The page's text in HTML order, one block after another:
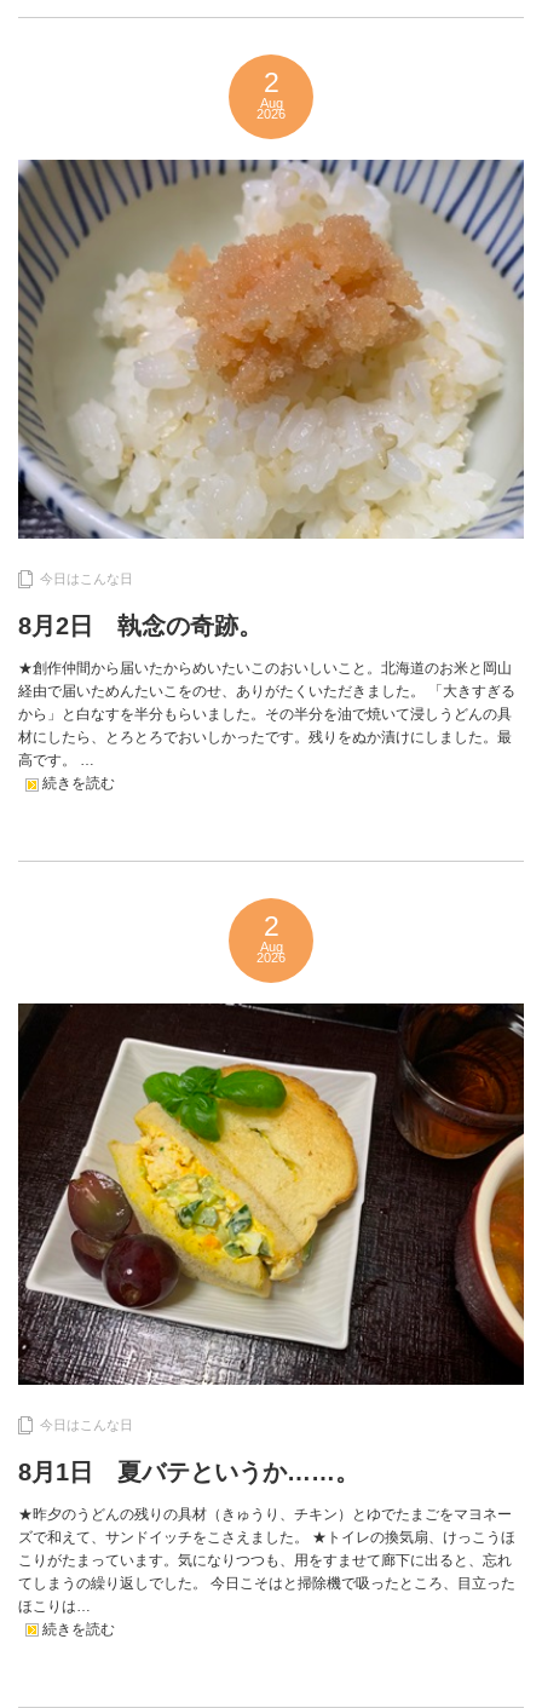
2
Aug
2026
今日はこんな日
8月2日 執念の奇跡。
★創作仲間から届いたからめいたいこのおいしいこと。北海道のお米と岡山
経由で届いためんたいこをのせ、ありがたくいただきました。 「大きすぎる
から」と白なすを半分もらいました。その半分を油で焼いて浸しうどんの具
材にしたら、とろとろでおいしかったです。残りをぬか漬けにしました。最
高です。 …
続きを読む
2
Aug
2026
今日はこんな日
8月1日 夏バテというか……。
★昨夕のうどんの残りの具材（きゅうり、チキン）とゆでたまごをマヨネー
ズで和えて、サンドイッチをこさえました。 ★トイレの換気扇、けっこうほ
こりがたまっています。気になりつつも、用をすませて廊下に出ると、忘れ
てしまうの繰り返しでした。 今日こそはと掃除機で吸ったところ、目立った
ほこりは…
続きを読む